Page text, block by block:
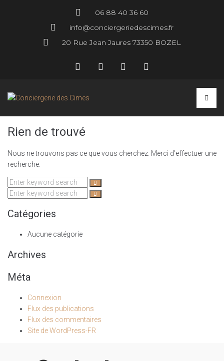
06 88 40 36 60
info@conciergeriedescimes.fr
20 Rue Jean Jaures 73350 BOZEL
Rien de trouvé
Nous ne trouvons pas ce que vous cherchez. Merci d’effectuer une
recherche.
Catégories
Aucune catégorie
Archives
Méta
Connexion
Flux des publications
Flux des commentaires
Site de WordPress-FR